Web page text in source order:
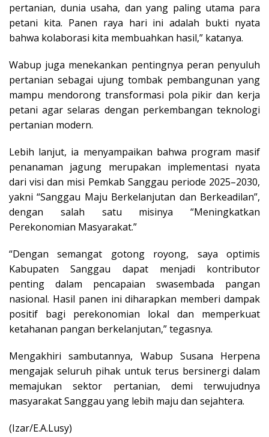
pertanian, dunia usaha, dan yang paling utama para
petani kita. Panen raya hari ini adalah bukti nyata
bahwa kolaborasi kita membuahkan hasil,” katanya.
Wabup juga menekankan pentingnya peran penyuluh
pertanian sebagai ujung tombak pembangunan yang
mampu mendorong transformasi pola pikir dan kerja
petani agar selaras dengan perkembangan teknologi
pertanian modern.
Lebih lanjut, ia menyampaikan bahwa program masif
penanaman jagung merupakan implementasi nyata
dari visi dan misi Pemkab Sanggau periode 2025–2030,
yakni “Sanggau Maju Berkelanjutan dan Berkeadilan”,
dengan salah satu misinya “Meningkatkan
Perekonomian Masyarakat.”
“Dengan semangat gotong royong, saya optimis
Kabupaten Sanggau dapat menjadi kontributor
penting dalam pencapaian swasembada pangan
nasional. Hasil panen ini diharapkan memberi dampak
positif bagi perekonomian lokal dan memperkuat
ketahanan pangan berkelanjutan,” tegasnya.
Mengakhiri sambutannya, Wabup Susana Herpena
mengajak seluruh pihak untuk terus bersinergi dalam
memajukan sektor pertanian, demi terwujudnya
masyarakat Sanggau yang lebih maju dan sejahtera.
(Izar/E.A.Lusy)